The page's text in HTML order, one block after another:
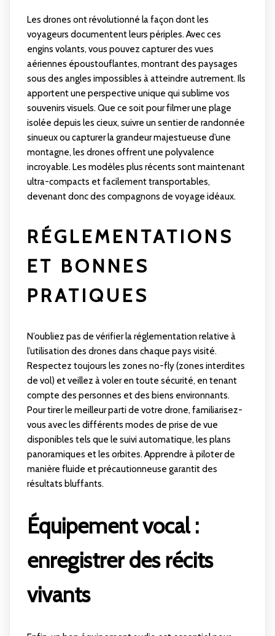
Les drones ont révolutionné la façon dont les
voyageurs documentent leurs périples. Avec ces
engins volants, vous pouvez capturer des vues
aériennes époustouflantes, montrant des paysages
sous des angles impossibles à atteindre autrement. Ils
apportent une perspective unique qui sublime vos
souvenirs visuels. Que ce soit pour filmer une plage
isolée depuis les cieux, suivre un sentier de randonnée
sinueux ou capturer la grandeur majestueuse d’une
montagne, les drones offrent une polyvalence
incroyable. Les modèles plus récents sont maintenant
ultra-compacts et facilement transportables,
devenant donc des compagnons de voyage idéaux.
RÉGLEMENTATIONS
ET BONNES
PRATIQUES
N’oubliez pas de vérifier la réglementation relative à
l’utilisation des drones dans chaque pays visité.
Respectez toujours les zones no-fly (zones interdites
de vol) et veillez à voler en toute sécurité, en tenant
compte des personnes et des biens environnants.
Pour tirer le meilleur parti de votre drone, familiarisez-
vous avec les différents modes de prise de vue
disponibles tels que le suivi automatique, les plans
panoramiques et les orbites. Apprendre à piloter de
manière fluide et précautionneuse garantit des
résultats bluffants.
Équipement vocal :
enregistrer des récits
vivants